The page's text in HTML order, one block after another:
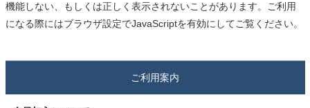
機能しない、もしくは正しく表示されないことがあります。ご利用
になる際にはブラウザ設定でJavaScriptを有効にしてご覧ください。
ご利用案内